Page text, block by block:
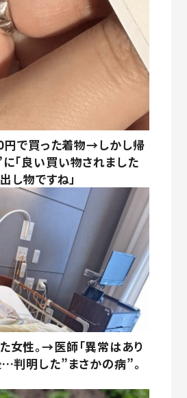
円で買った着物→しかし帰
「良い買い物されました
し物ですね」
女性。→医師「異常はあり
…判明した”まさかの病”。